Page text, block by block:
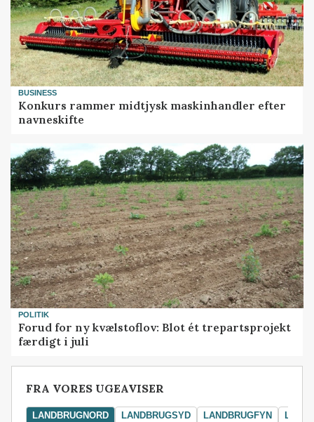
BUSINESS
Konkurs rammer midtjysk maskinhandler efter
navneskifte
POLITIK
Forud for ny kvælstoflov: Blot ét trepartsprojekt
færdigt i juli
FRA VORES UGEAVISER
LANDBRUGNORD LANDBRUGSYD LANDBRUGFYN